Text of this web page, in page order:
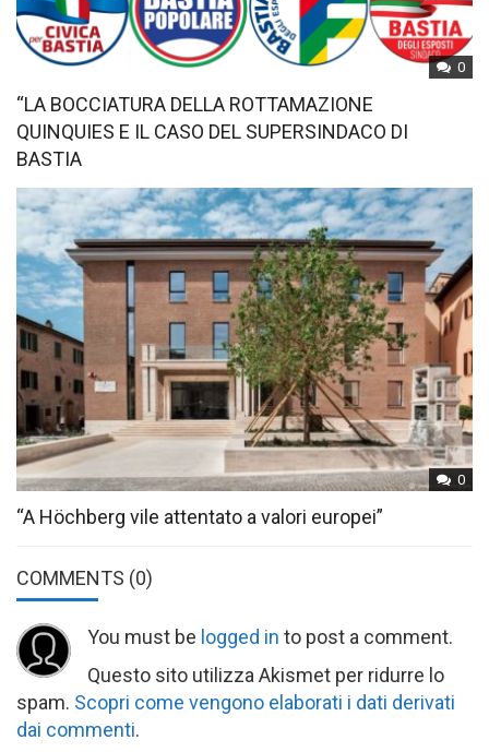
0
“LA BOCCIATURA DELLA ROTTAMAZIONE
QUINQUIES E IL CASO DEL SUPERSINDACO DI
BASTIA
0
“A Höchberg vile attentato a valori europei”
COMMENTS (0)
You must be logged in to post a comment.
Questo sito utilizza Akismet per ridurre lo
spam. Scopri come vengono elaborati i dati derivati
dai commenti.